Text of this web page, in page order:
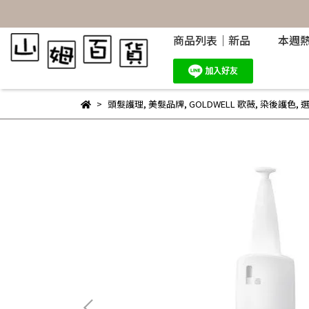
商品列表｜新品 本週
頭髮護理, 美髮品牌, GOLDWELL 歌薇, 染後護色,